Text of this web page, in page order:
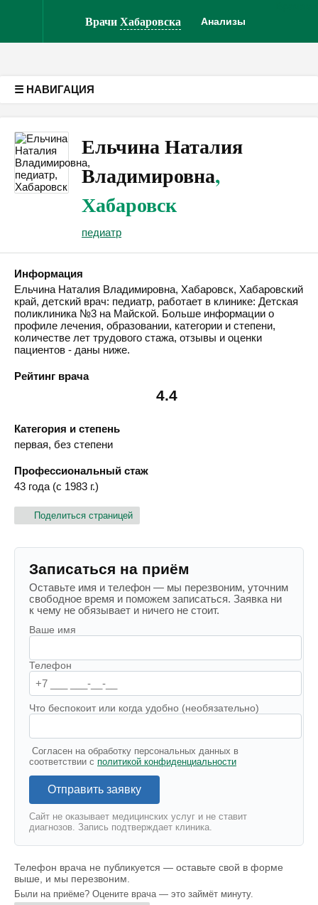
ВрачиХабаровска Анализы
☰ НАВИГАЦИЯ
Ельчина Наталия
Владимировна,
Хабаровск
педиатр
Информация
Ельчина Наталия Владимировна, Хабаровск, Хабаровский
край, детский врач: педиатр, работает в клинике: Детская
поликлиника №3 на Майской. Больше информации о
профиле лечения, образовании, категории и степени,
количестве лет трудового стажа, отзывы и оценки
пациентов - даны ниже.
Рейтинг врача
4.4
Категория и степень
первая, без степени
Профессиональный стаж
43 года (с 1983 г.)
Поделиться страницей
Записаться на приём
Оставьте имя и телефон — мы перезвоним, уточним
свободное время и поможем записаться. Заявка ни
к чему не обязывает и ничего не стоит.
Ваше имя
Телефон
Что беспокоит или когда удобно (необязательно)
Согласен на обработку персональных данных в
соответствии с политикой конфиденциальности
Отправить заявку
Сайт не оказывает медицинских услуг и не ставит
диагнозов. Запись подтверждает клиника.
Телефон врача не публикуется — оставьте свой в форме
выше, и мы перезвоним.
Были на приёме? Оцените врача — это займёт минуту.